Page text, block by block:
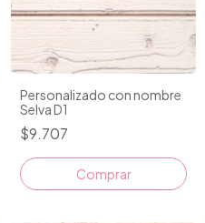
Personalizado con nombre
Selva D1
$9.707